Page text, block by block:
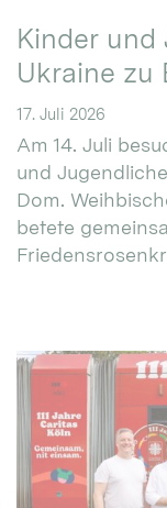
Kinder und
Ukraine zu
17. Juli 2026
Am 14. Juli
und
Dom.
betete